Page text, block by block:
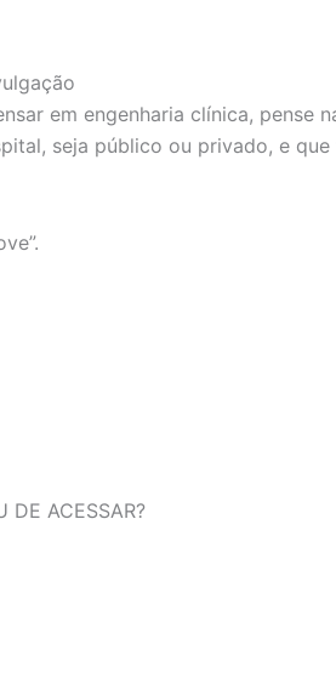
em engenharia clínica,
seja público ou privado, e
DE ACESSAR?